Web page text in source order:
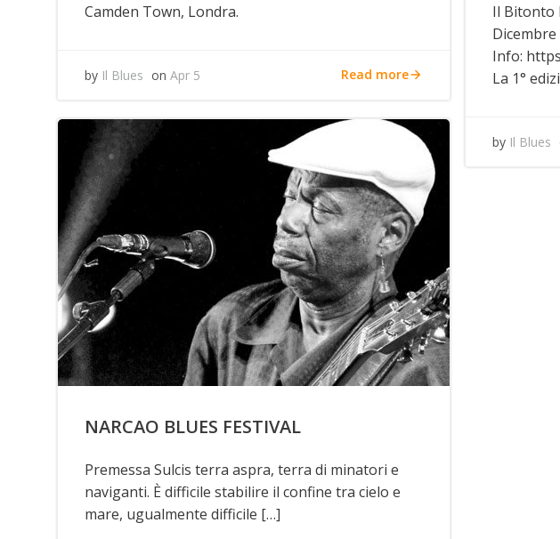
Camden Town, Londra.
by Il Blues on Apr 5 Read more
Il Bitonto
Info:
La 1°
by Il Blues
NARCAO BLUES FESTIVAL
Premessa Sulcis terra aspra, terra di minatori e
naviganti. È difficile stabilire il confine tra cielo e
mare, ugualmente difficile […]